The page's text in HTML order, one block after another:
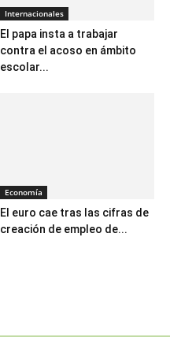
Internacionales
El papa insta a trabajar
contra el acoso en ámbito
escolar...
Economía
El euro cae tras las cifras de
creación de empleo de...